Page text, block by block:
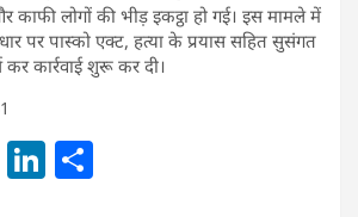
काफी लोगों की भीड़ इकट्ठा हो गई। इस मामले में
पर पास्को एक्ट, हत्या के प्रयास सहित सुसंगत
कार्रवाई शुरू कर दी।
T Li